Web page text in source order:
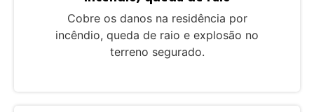
Cobre os danos na residência por
incêndio, queda de raio e explosão no
terreno segurado.